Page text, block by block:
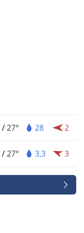
/27° 28 2
/27° 3,3 3